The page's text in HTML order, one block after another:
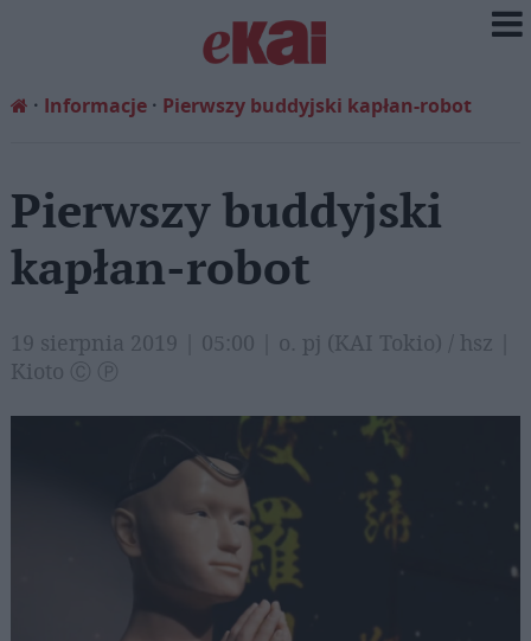
Informacje Pierwszy buddyjski kapłan-robot
Pierwszy buddyjski
kapłan-robot
19 sierpnia 2019 | 05:00 | o. pj (KAI Tokio) / hsz |
Kioto Ⓒ Ⓟ